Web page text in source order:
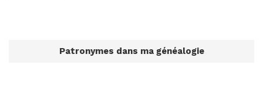
Patronymes dans ma généalogie